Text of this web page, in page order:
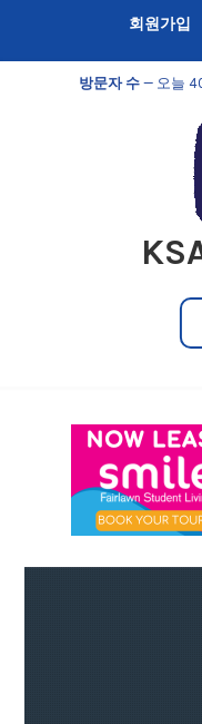
content
회원가입
방문자 수— 오늘